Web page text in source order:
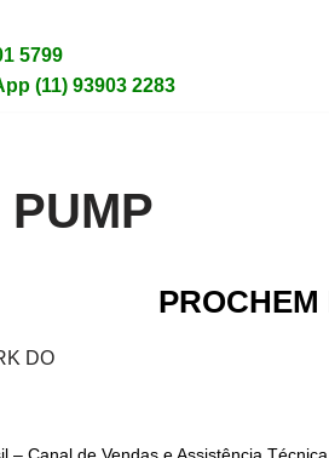
5799
(11) 93903 2283
PUMP